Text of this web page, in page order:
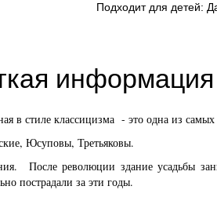
Подходит для детей:
информация
в стиле классицизма - это одна из
Юсуповы, Третьяковы.
После революции здание усадьбы
пострадали за эти годы.